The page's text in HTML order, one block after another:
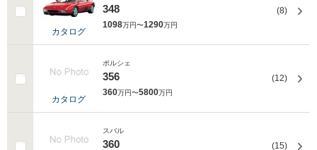
カタログ
348
1098万円〜1290万円
(8)
カタログ
ポルシェ
356
360万円〜5800万円
(12)
スバル
360 (15)